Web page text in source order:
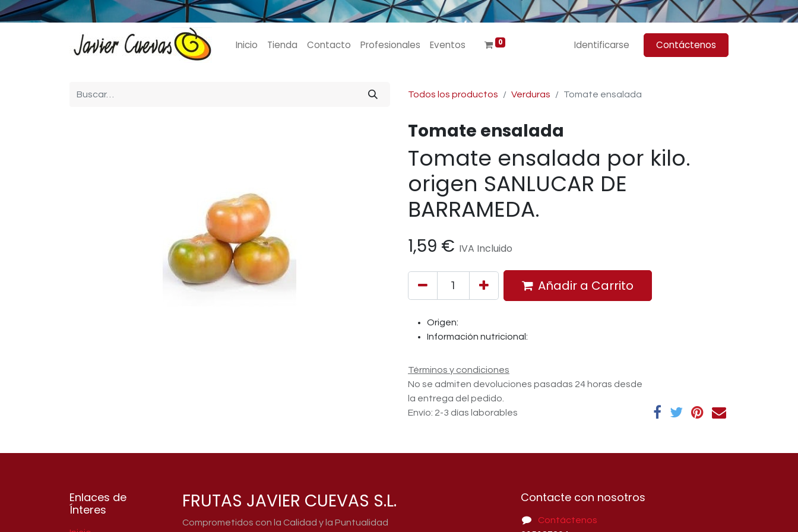
Inicio Tienda Contacto Profesionales Eventos 0 Identificarse Contáctenos
Todos los productos Verduras Tomate ensalada
Tomate ensalada
Tomate ensalada por kilo.
origen SANLUCAR DE
BARRAMEDA.
1,59 € IVA Incluido
Añadir a Carrito
Origen:
Información nutricional:
Términos y condiciones
No se admiten devoluciones pasadas 24 horas desde
la entrega del pedido.
Envío: 2-3 días laborables
Enlaces de
Ínteres
FRUTAS JAVIER CUEVAS S.L.
Comprometidos con la Calidad y la Puntualidad
Contacte con nosotros
Contáctenos